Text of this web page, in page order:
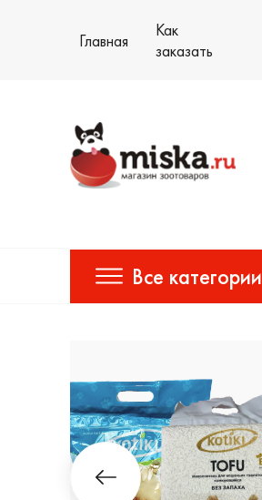
Главная
Как
заказать
Все категории